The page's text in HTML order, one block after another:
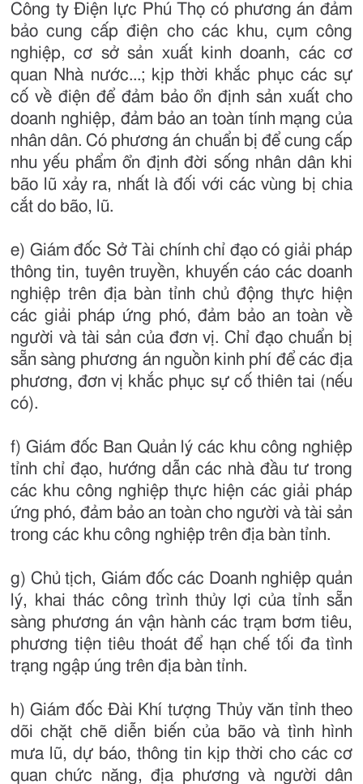
Công ty Điện lực Phú Thọ có phương án đảm
bảo cung cấp điện cho các khu, cụm công
nghiệp, cơ sở sản xuất kinh doanh, các cơ
quan Nhà nước...; kịp thời khắc phục các sự
cố về điện để đảm bảo ổn định sản xuất cho
doanh nghiệp, đảm bảo an toàn tính mạng của
nhân dân. Có phương án chuẩn bị để cung cấp
nhu yếu phẩm ổn định đời sống nhân dân khi
bão lũ xảy ra, nhất là đối với các vùng bị chia
cắt do bão, lũ.
e) Giám đốc Sở Tài chính chỉ đạo có giải pháp
thông tin, tuyên truyền, khuyến cáo các doanh
nghiệp trên địa bàn tỉnh chủ động thực hiện
các giải pháp ứng phó, đảm bảo an toàn về
người và tài sản của đơn vị. Chỉ đạo chuẩn bị
sẵn sàng phương án nguồn kinh phí để các địa
phương, đơn vị khắc phục sự cố thiên tai (nếu
có).
f) Giám đốc Ban Quản lý các khu công nghiệp
tỉnh chỉ đạo, hướng dẫn các nhà đầu tư trong
các khu công nghiệp thực hiện các giải pháp
ứng phó, đảm bảo an toàn cho người và tài sản
trong các khu công nghiệp trên địa bàn tỉnh.
g) Chủ tịch, Giám đốc các Doanh nghiệp quản
lý, khai thác công trình thủy lợi của tỉnh sẵn
sàng phương án vận hành các trạm bơm tiêu,
phương tiện tiêu thoát để hạn chế tối đa tình
trạng ngập úng trên địa bàn tỉnh.
h) Giám đốc Đài Khí tượng Thủy văn tỉnh theo
dõi chặt chẽ diễn biến của bão và tình hình
mưa lũ, dự báo, thông tin kịp thời cho các cơ
quan chức năng, địa phương và người dân